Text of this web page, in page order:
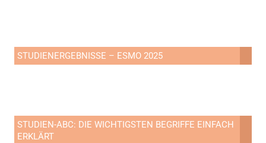
STUDIENERGEBNISSE – ESMO 2025
STUDIEN-ABC: DIE WICHTIGSTEN BEGRIFFE EINFACH
ERKLÄRT